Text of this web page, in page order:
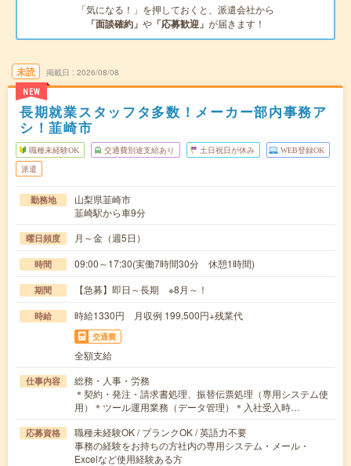
「気になる！」を押しておくと、派遣会社から
「面談確約」 や 「応募歓迎」 が届きます！
未読
NEW
掲載日 2026/08/08
長期就業スタッフタ多数！メーカー部内事務ア
シ！韮崎市
職種未経験OK 交通費別途支給あり 土日祝日が休み WEB登録OK
派遣
勤務地
山梨県韮崎市
韮崎駅から車9分
曜日頻度 月～金（週5日）
時間 09:00～17:30(実働7時間30分 休憩1時間)
期間 【急募】即日～長期 ※8月～！
時給 時給1330円 月収例 199,500円+残業代
交通費
全額支給
仕事内容
総務・人事・労務
＊契約・発注・請求書処理、振替伝票処理（専用システム使
用）＊ツール運用業務（データ管理）＊入社受入時…
応募資格
職種未経験OK / ブランクOK / 英語力不要
事務の経験をお持ちの方社内の専用システム・メール・
Excelなど使用経験ある方